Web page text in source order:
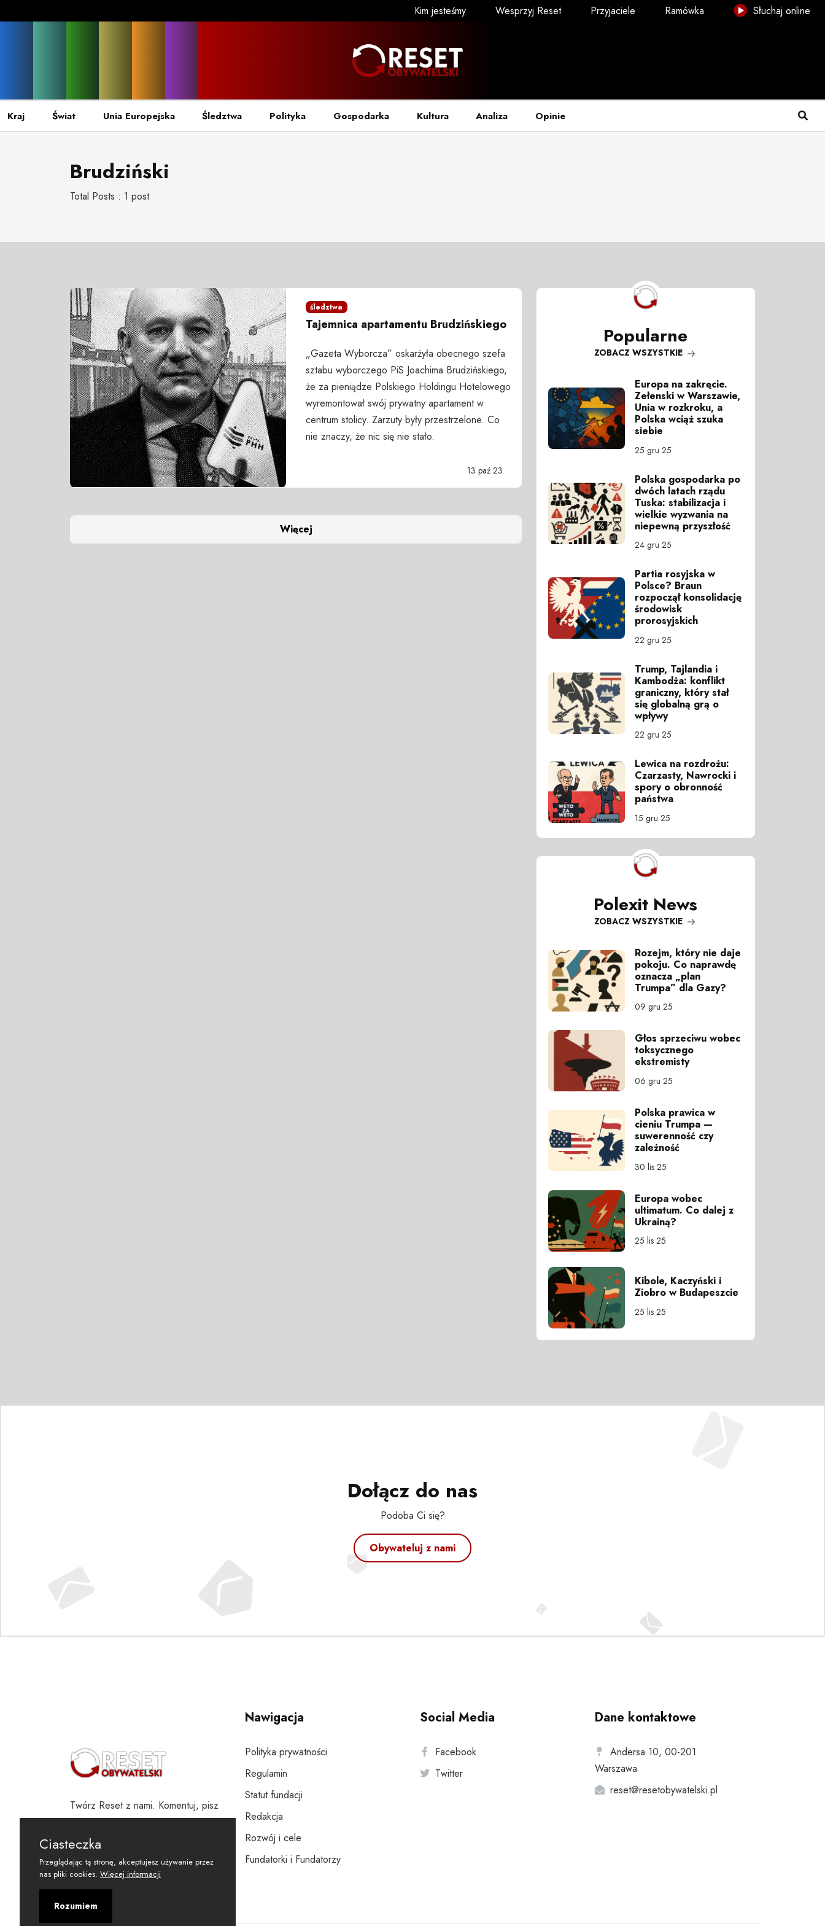
Kim jesteśmy Wesprzyj Reset Przyjaciele Ramówka Słuchaj online
Kraj Świat Unia Europejska Śledztwa Polityka Gospodarka Kultura Analiza Opinie
Brudziński
Total Posts : 1 post
śledztwa
Tajemnica apartamentu Brudzińskiego
„Gazeta Wyborcza” oskarżyła obecnego szefa
sztabu wyborczego PiS Joachima Brudzińskiego,
że za pieniądze Polskiego Holdingu Hotelowego
wyremontował swój prywatny apartament w
centrum stolicy. Zarzuty były przestrzelone. Co
nie znaczy, że nic się nie stało.
13 paź 23
Więcej
Popularne
ZOBACZ WSZYSTKIE
Europa na zakręcie.
Zełenski w Warszawie,
Unia w rozkroku, a
Polska wciąż szuka
siebie
25 gru 25
Polska gospodarka po
dwóch latach rządu
Tuska: stabilizacja i
wielkie wyzwania na
niepewną przyszłość
24 gru 25
Partia rosyjska w
Polsce? Braun
rozpoczął konsolidację
środowisk
prorosyjskich
22 gru 25
Trump, Tajlandia i
Kambodża: konflikt
graniczny, który stał
się globalną grą o
wpływy
22 gru 25
Lewica na rozdrożu:
Czarzasty, Nawrocki i
spory o obronność
państwa
15 gru 25
Polexit News
ZOBACZ WSZYSTKIE
Rozejm, który nie daje
pokoju. Co naprawdę
oznacza „plan
Trumpa” dla Gazy?
09 gru 25
Głos sprzeciwu wobec
toksycznego
ekstremisty
06 gru 25
Polska prawica w
cieniu Trumpa —
suwerenność czy
zależność
30 lis 25
Europa wobec
ultimatum. Co dalej z
Ukrainą?
25 lis 25
Kibole, Kaczyński i
Ziobro w Budapeszcie
25 lis 25
Dołącz do nas
Podoba Ci się?
Obywateluj z nami
Twórz Reset z nami. Komentuj, pisz
i wspieraj
Nawigacja
Polityka prywatności
Regulamin
Statut fundacji
Redakcja
Rozwój i cele
Fundatorki i Fundatorzy
Social Media
Facebook
Twitter
Dane kontaktowe
Andersa 10, 00-201
Warszawa
reset@resetobywatelski.pl
Ciasteczka
Przeglądając tą stronę, akceptujesz używanie przez
nas pliki cookies. Więcej informacji
Rozumiem